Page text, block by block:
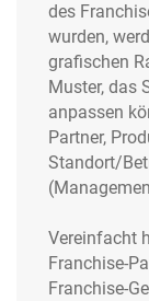
des
wurden,
grafischen
Muster, das
anpassen
Partner,
Standort/
Vereinfacht
Franchise-
Franchise-